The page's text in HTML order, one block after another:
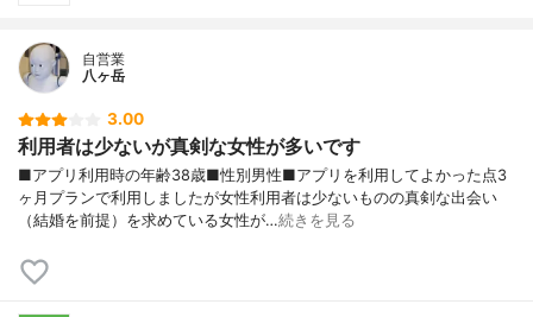
自営業
八ヶ岳
3.00
利用者は少ないが真剣な女性が多いです
■アプリ利用時の年齢38歳■性別男性■アプリを利用してよかった点3
ヶ月プランで利用しましたが女性利用者は少ないものの真剣な出会い
（結婚を前提）を求めている女性が…続きを見る